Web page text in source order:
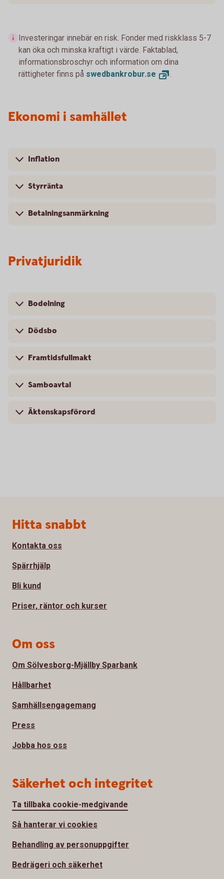
Investeringar innebär en risk. Fonder med riskklass 5-7
kan öka och minska kraftigt i värde. Faktablad,
informationsbroschyr och information om dina
rättigheter finns på swedbankrobur.se .
Ekonomi i samhället
Inflation
Styrränta
Betalningsanmärkning
Privatjuridik
Bodelning
Dödsbo
Framtidsfullmakt
Samboavtal
Äktenskapsförord
Sidfot
Hitta snabbt
Kontakta oss
Spärrhjälp
Bli kund
Priser, räntor och kurser
Om oss
Om Sölvesborg-Mjällby Sparbank
Hållbarhet
Samhällsengagemang
Press
Jobba hos oss
Säkerhet och integritet
Ta tillbaka cookie-medgivande
Så hanterar vi cookies
Behandling av personuppgifter
Bedrägeri och säkerhet